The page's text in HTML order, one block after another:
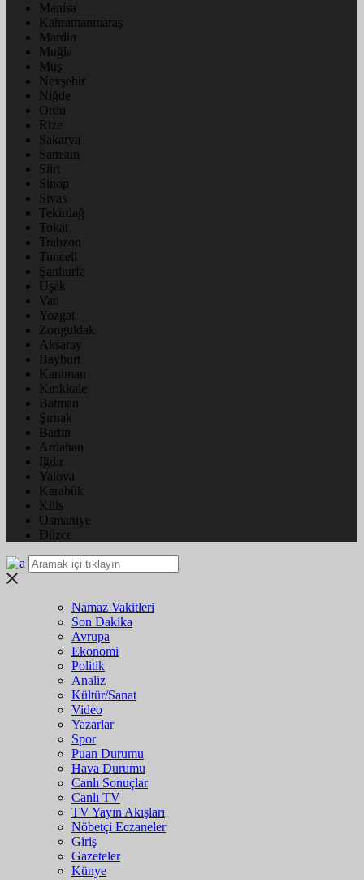
Manisa
Kahramanmaraş
Mardin
Muğla
Muş
Nevşehir
Niğde
Ordu
Rize
Sakarya
Samsun
Siirt
Sinop
Sivas
Tekirdağ
Tokat
Trabzon
Tunceli
Şanlıurfa
Uşak
Van
Yozgat
Zonguldak
Aksaray
Bayburt
Karaman
Kırıkkale
Batman
Şırnak
Bartın
Ardahan
Iğdır
Yalova
Karabük
Kilis
Osmaniye
Düzce
Namaz Vakitleri
Son Dakika
Avrupa
Ekonomi
Politik
Analiz
Kültür/Sanat
Video
Yazarlar
Spor
Puan Durumu
Hava Durumu
Canlı Sonuçlar
Canlı TV
TV Yayın Akışları
Nöbetçi Eczaneler
Giriş
Gazeteler
Künye